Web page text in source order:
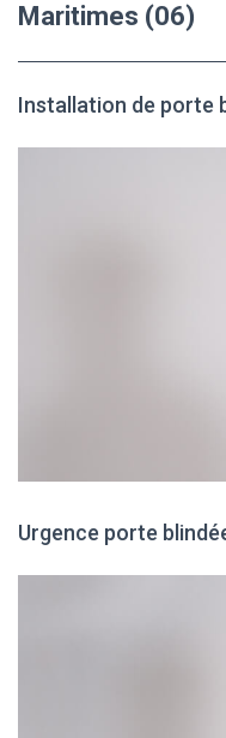
Maritimes (06)
Installation de porte
Urgence porte